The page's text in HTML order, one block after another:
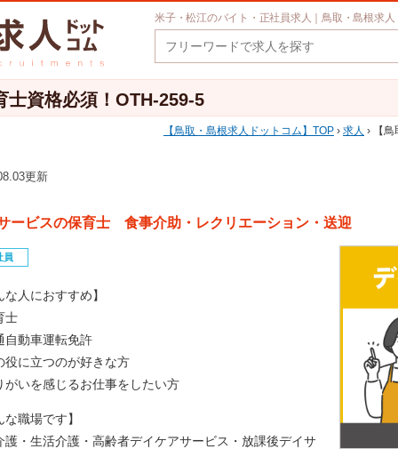
米子・松江のバイト・正社員求人｜鳥取・島根求人
士資格必須！OTH-259-5
鳥取・島根求人ドットコム TOP › 求人 › 【
更新
ービスの保育士 食事介助・レクリエーション・送迎
員
な人におすすめ】
士
自動車運転免許
役に立つのが好きな方
がいを感じるお仕事をしたい方
な職場です】
護・生活介護・高齢者デイケアサービス・放課後デイサ